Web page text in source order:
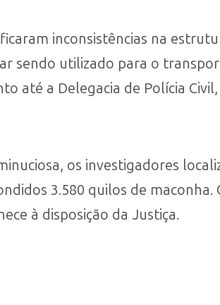
inconsistências na
sendo utilizado para o
até a Delegacia de Polícia
os investigadores
3.580 quilos de
à disposição da Justiça.